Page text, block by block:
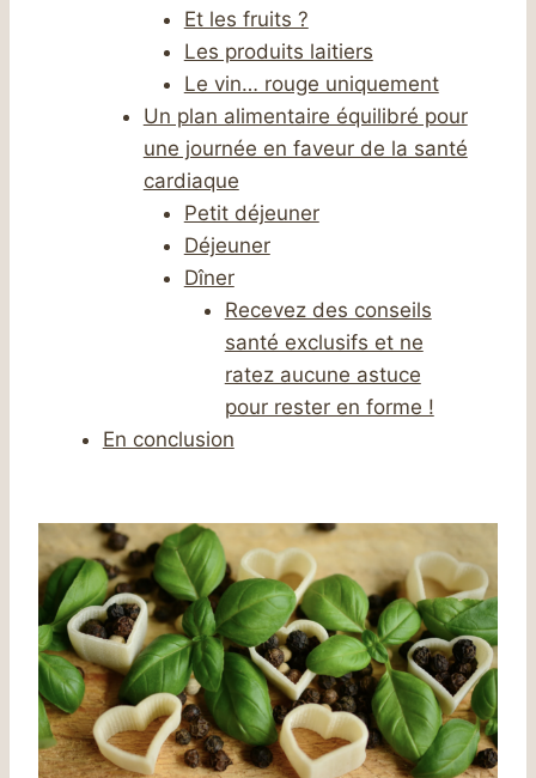
Et les fruits ?
Les produits laitiers
Le vin… rouge uniquement
Un plan alimentaire équilibré pour
une journée en faveur de la santé
cardiaque
Petit déjeuner
Déjeuner
Dîner
Recevez des conseils
santé exclusifs et ne
ratez aucune astuce
pour rester en forme !
En conclusion